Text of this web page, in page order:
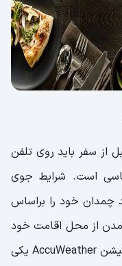
از سفر باید روی تلفن
است. شرایط جوی
چمدان خود را براساس
از محل اقامت خود
را دارید بدانید چه لباسی بپوشید. اپلیکیشن AccuWeather یکی